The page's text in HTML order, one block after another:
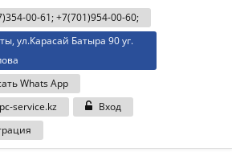
00-61;+7(701)954-00-60;
ул.Карасай Батыра 90 уг.
Whats App
service.kz
Вход